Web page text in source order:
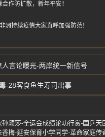
作防扩散，新年平安！
持续疫情大家直呼加强防范！
言论曝光-两岸统一新信号
-28客食鱼生寿司出事